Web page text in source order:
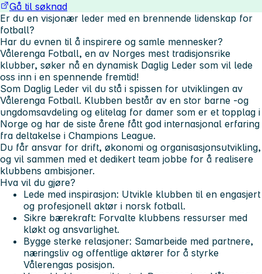
Gå til søknad
Er du en visjonær leder med en brennende lidenskap for
fotball?
Har du evnen til å inspirere og samle mennesker?
Vålerenga Fotball, en av Norges mest tradisjonsrike
klubber, søker nå en dynamisk Daglig Leder som vil lede
oss inn i en spennende fremtid!
Som Daglig Leder vil du stå i spissen for utviklingen av
Vålerenga Fotball. Klubben består av en stor barne -og
ungdomsavdeling og elitelag for damer som er et topplag i
Norge og har de siste årene fått god internasjonal erfaring
fra deltakelse i Champions League.
Du får ansvar for drift, økonomi og organisasjonsutvikling,
og vil sammen med et dedikert team jobbe for å realisere
klubbens ambisjoner.
Hva vil du gjøre?
Lede med inspirasjon: Utvikle klubben til en engasjert
og profesjonell aktør i norsk fotball.
Sikre bærekraft: Forvalte klubbens ressurser med
kløkt og ansvarlighet.
Bygge sterke relasjoner: Samarbeide med partnere,
næringsliv og offentlige aktører for å styrke
Vålerengas posisjon.